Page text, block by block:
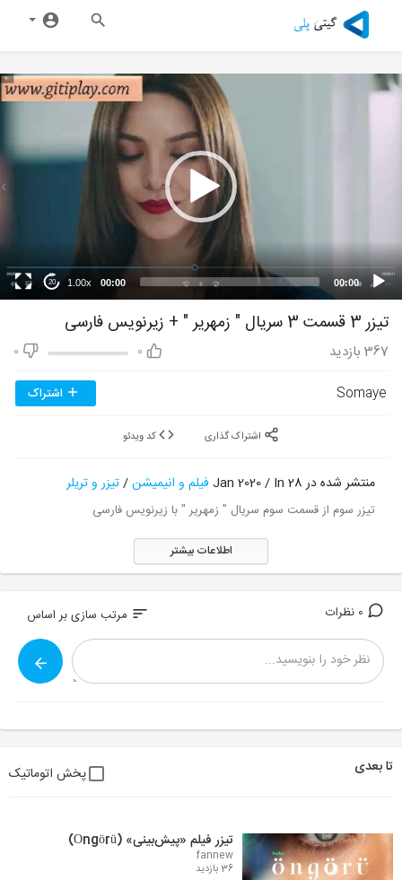
00:00
00:00
1.00x
20
تیزر 3 قسمت 3 سریال " زمهریر " + زیرنویس فارسی
0
0 367 بازدید
Somaye اشتراک
منتشر شده در 28 Jan 2020 / In فیلم و انیمیشن/تیزر و تریلر
تیزر سوم از قسمت سوم سریال " زمهریر " با زیرنویس فارسی
اطلاعات بیشتر
sort مرتب سازی بر اساس
تا بعدی پخش اتوماتیک
تیزر فیلم «پیش‌بینی» (Öngörü)
fannew
36 بازدید